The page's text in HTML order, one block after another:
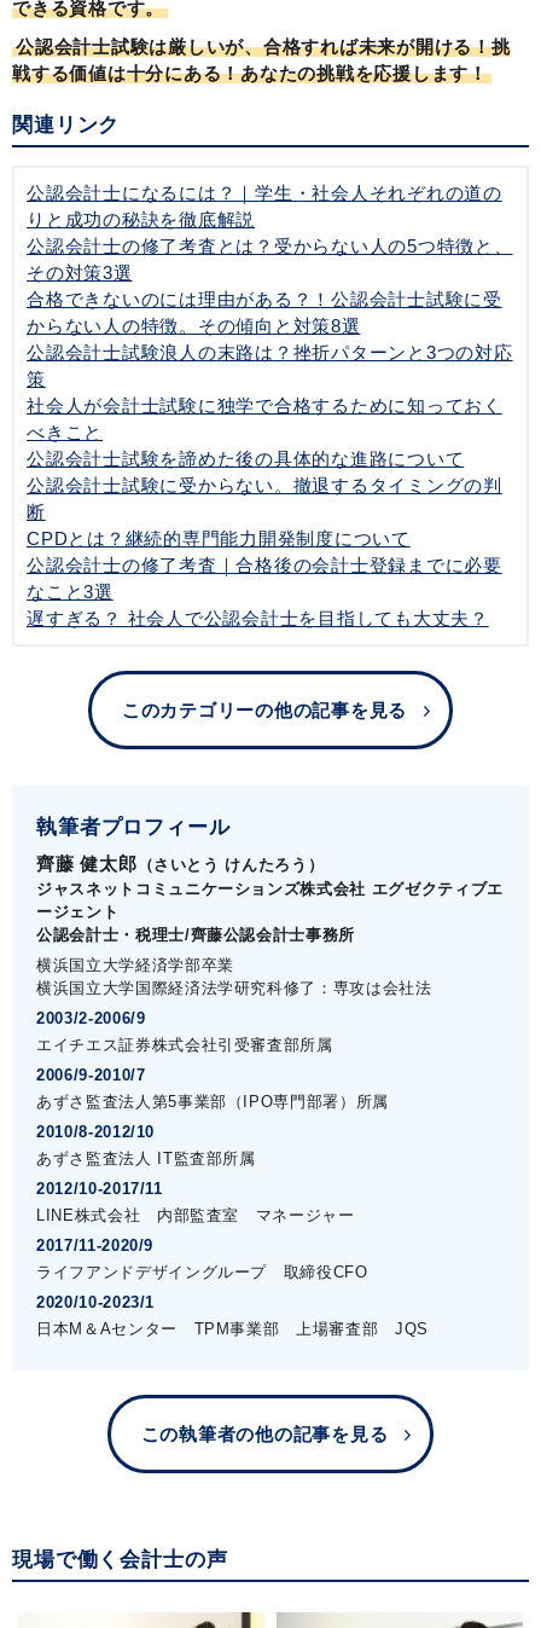
できる資格です。
公認会計士試験は厳しいが、合格すれば未来が開ける！挑
戦する価値は十分にある！あなたの挑戦を応援します！
関連リンク
公認会計士になるには？｜学生・社会人それぞれの道の
りと成功の秘訣を徹底解説
公認会計士の修了考査とは？受からない人の5つ特徴と、
その対策3選
合格できないのには理由がある？！公認会計士試験に受
からない人の特徴。その傾向と対策8選
公認会計士試験浪人の末路は？挫折パターンと3つの対応
策
社会人が会計士試験に独学で合格するために知っておく
べきこと
公認会計士試験を諦めた後の具体的な進路について
公認会計士試験に受からない。撤退するタイミングの判
断
CPDとは？継続的専門能力開発制度について
公認会計士の修了考査｜合格後の会計士登録までに必要
なこと3選
遅すぎる？ 社会人で公認会計士を目指しても大丈夫？
このカテゴリーの他の記事を見る
執筆者プロフィール
齊藤 健太郎 （さいとう けんたろう）
ジャスネットコミュニケーションズ株式会社 エグゼクティブエ
ージェント
公認会計士・税理士/齊藤公認会計士事務所
横浜国立大学経済学部卒業
横浜国立大学国際経済法学研究科修了：専攻は会社法
2003/2-2006/9
エイチエス証券株式会社引受審査部所属
2006/9-2010/7
あずさ監査法人第5事業部（IPO専門部署）所属
2010/8-2012/10
あずさ監査法人 IT監査部所属
2012/10-2017/11
LINE株式会社 内部監査室 マネージャー
2017/11-2020/9
ライフアンドデザイングループ 取締役CFO
2020/10-2023/1
日本M＆Aセンター TPM事業部 上場審査部 JQS
この執筆者の他の記事を見る
現場で働く会計士の声